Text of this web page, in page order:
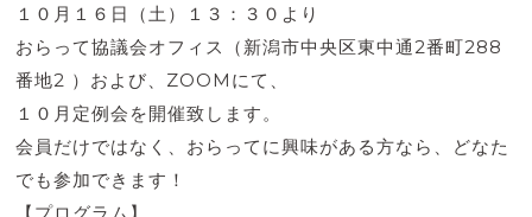
１０月１６日（土）１３：３０より
おらって協議会オフィス（新潟市中央区東中通2番町288
番地2 ）および、ZOOMにて、
１０月定例会を開催致します。
会員だけではなく、おらってに興味がある方なら、どなた
でも参加できます！